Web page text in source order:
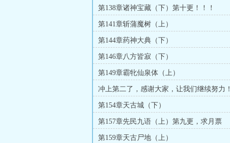
第138章诸神宝藏（下）第十更！！！
第141章斩蒲魔树（上）
第144章药神大典（下）
第146章八方皆寂（下）
第149章霸牝仙泉体（上）
冲上第二了，感谢大家，让我们继续努力！
第154章天古城（下）
第157章先民九语（上）第九更，求月票
第159章天古尸地（上）